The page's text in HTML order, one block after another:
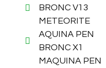
BRONC V13
METEORITE
AQUINA PEN
BRONC X1
MAQUINA PEN